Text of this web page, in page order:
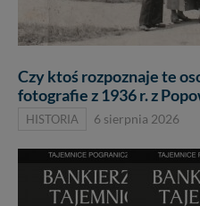
Czy ktoś rozpoznaje te
fotografie z 1936 r. z
HISTORIA 6 sierpnia 2026